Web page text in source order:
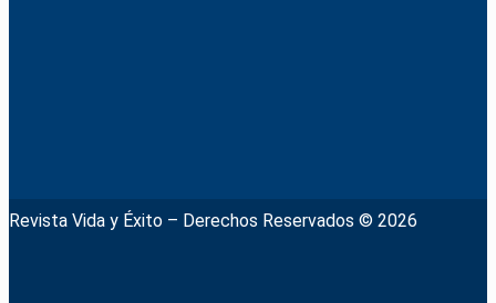
Revista Vida y Éxito – Derechos Reservados © 2026